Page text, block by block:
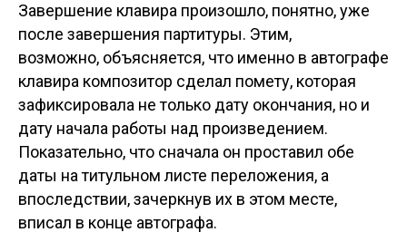
Завершение клавира произошло, понятно, уже
после завершения партитуры. Этим,
возможно, объясняется, что именно в автографе
клавира композитор сделал помету, которая
зафиксировала не только дату окончания, но и
дату начала работы над произведением.
Показательно, что сначала он проставил обе
даты на титульном листе переложения, а
впоследствии, зачеркнув их в этом месте,
вписал в конце автографа.